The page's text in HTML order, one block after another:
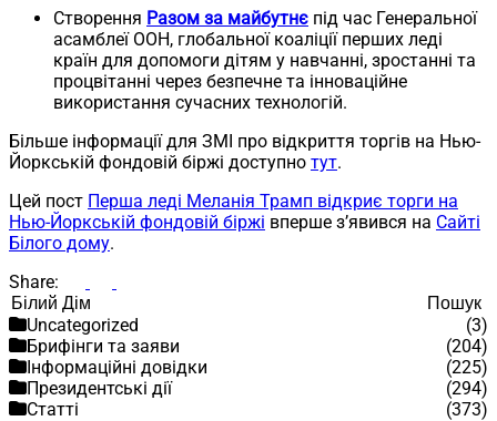
Створення Разом за майбутнє під час Генеральної
асамблеї ООН, глобальної коаліції перших леді
країн для допомоги дітям у навчанні, зростанні та
процвітанні через безпечне та інноваційне
використання сучасних технологій.
Більше інформації для ЗМІ про відкриття торгів на Нью-
Йоркській фондовій біржі доступно тут.
Цей пост Перша леді Меланія Трамп відкриє торги на
Нью-Йоркській фондовій біржі вперше з’явився на Сайті
Білого дому.
Share:
Пошук
Пошук
Uncategorized
(3)
Брифінги та заяви
(204)
Інформаційні довідки
(225)
Президентські дії
(294)
Статті
(373)